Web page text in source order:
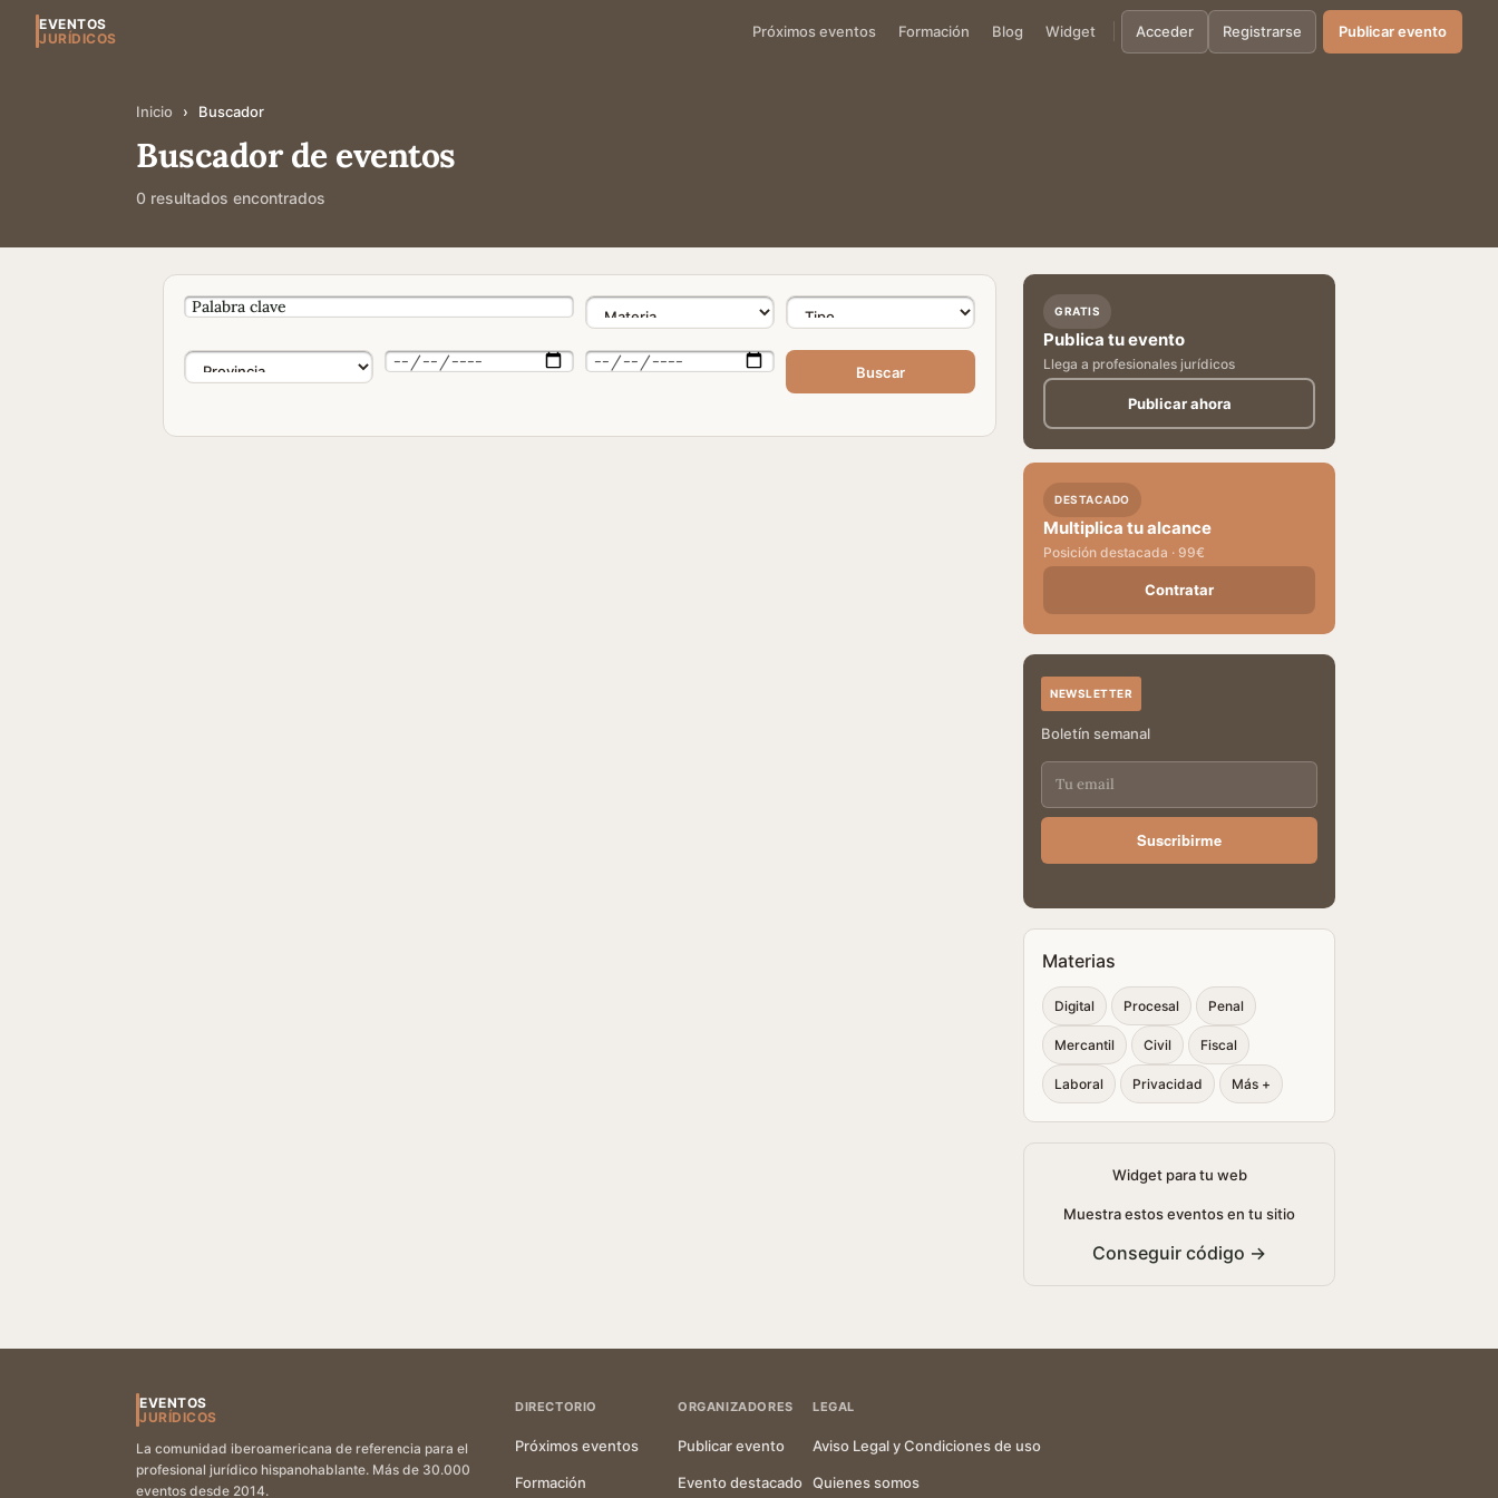
EVENTOS
JURÍDICOS
Próximos eventos Formación Blog Widget Acceder Registrarse Publicar evento
Inicio › Buscador
Buscador de eventos
0 resultados encontrados
Buscar
GRATIS
Publica tu evento
Llega a profesionales jurídicos
Publicar ahora
DESTACADO
Multiplica tu alcance
Posición destacada · 99€
Contratar
NEWSLETTER
Boletín semanal
Suscribirme
Materias
Digital Procesal Penal
Mercantil Civil Fiscal
Laboral Privacidad Más +
Widget para tu web
Muestra estos eventos en tu sitio
Conseguir código →
EVENTOS
JURÍDICOS
La comunidad iberoamericana de referencia para el
profesional jurídico hispanohablante. Más de 30.000
eventos desde 2014.
DIRECTORIO
Próximos eventos
Formación
ORGANIZADORES
Publicar evento
Evento destacado
LEGAL
Aviso Legal y Condiciones de uso
Quienes somos